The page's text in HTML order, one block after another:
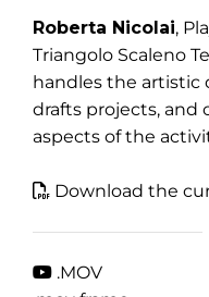
Roberta Nicolai,
Triangolo Scaleno
handles the artistic
drafts projects, and
aspects of the
Download the
.MOV